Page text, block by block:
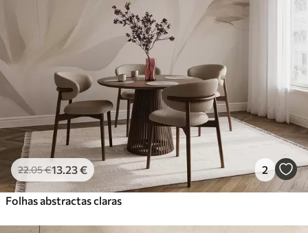
22.05€13.23€ 2
Folhas abstractas claras